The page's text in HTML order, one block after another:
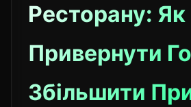
Ресторану: Як
Привернути
Збільшити